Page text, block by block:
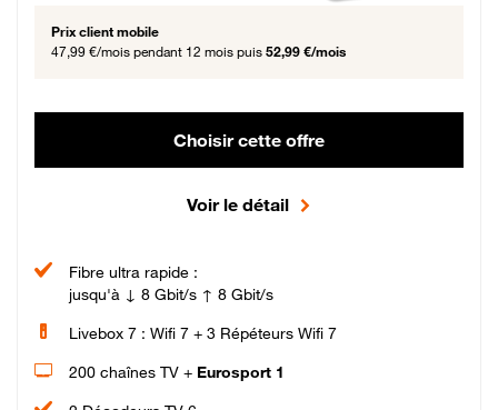
Prix client mobile
47,99 €/mois pendant 12 mois puis 52,99 €/mois
Choisir cette offre
Voir le détail
Fibre ultra rapide :
jusqu'à ↓ 8 Gbit/s ↑ 8 Gbit/s
Livebox 7 : Wifi 7 + 3 Répéteurs Wifi 7
200 chaînes TV + Eurosport 1